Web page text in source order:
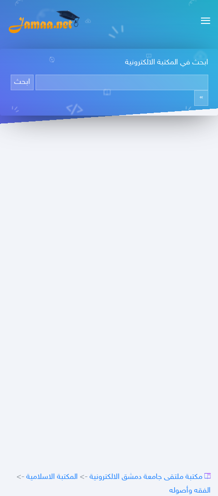
ابحث في المكتبة الالكترونية
مكتبة ملتقى جامعة دمشق الالكترونية -> المكتبة الاسلامية ->
الفقه وأصوله